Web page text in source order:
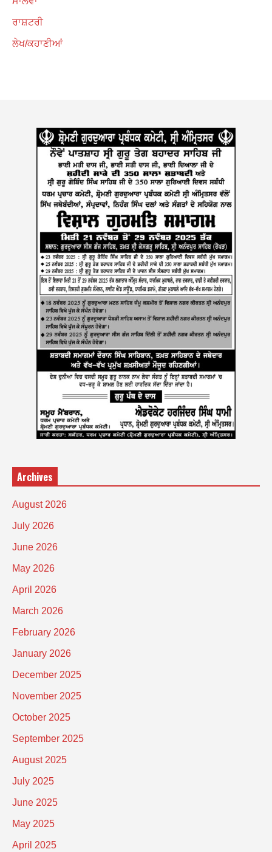
ਰਾਸ਼ਟਰੀ
ਲੇਖ/ਕਹਾਣੀਆਂ
Archives
August 2026
July 2026
June 2026
May 2026
April 2026
March 2026
February 2026
January 2026
December 2025
November 2025
October 2025
September 2025
August 2025
July 2025
June 2025
May 2025
April 2025